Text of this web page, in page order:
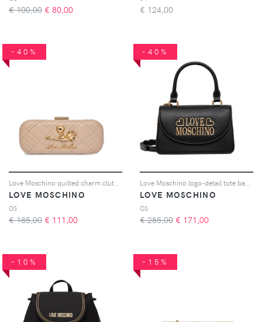
€ 100,00 € 80,00 € 124,00
-40%
LOVE MOSCHINO
OS
€ 185,00 € 111,00
-40%
LOVE MOSCHINO
OS
€ 285,00 € 171,00
-10% -15%